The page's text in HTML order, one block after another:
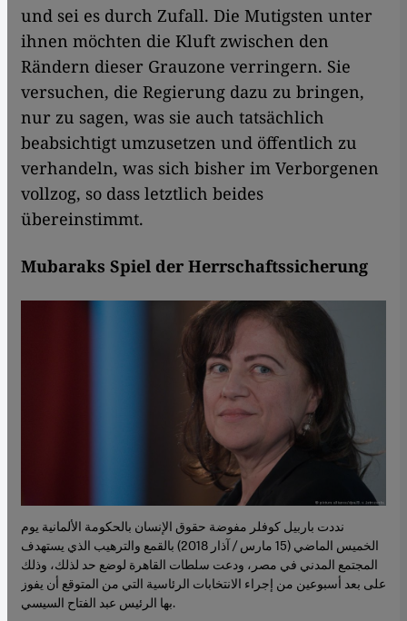
und sei es durch Zufall. Die Mutigsten unter
ihnen möchten die Kluft zwischen den
Rändern dieser Grauzone verringern. Sie
versuchen, die Regierung dazu zu bringen,
nur zu sagen, was sie auch tatsächlich
beabsichtigt umzusetzen und öffentlich zu
verhandeln, was sich bisher im Verborgenen
vollzog, so dass letztlich beides
übereinstimmt.
Mubaraks Spiel der Herrschaftssicherung
نددت باربيل كوفلر مفوضة حقوق الإنسان بالحكومة الألمانية يوم
الخميس الماضي (15 مارس / آذار 2018) بالقمع والترهيب الذي يستهدف
المجتمع المدني في مصر، ودعت سلطات القاهرة لوضع حد لذلك، وذلك
على بعد أسبوعين من إجراء الانتخابات الرئاسية التي من المتوقع أن يفوز
بها الرئيس عبد الفتاح السيسي.